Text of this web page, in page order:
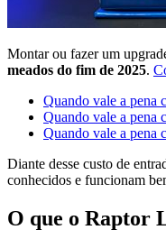
Montar ou fazer um
meados do fim de 2025.
Quando vale a pena
Quando vale a pena
Quando vale a pena
Diante desse custo de
conhecidos e funcionam
O que o Raptor